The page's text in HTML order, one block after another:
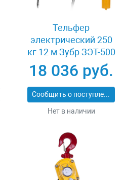
Тельфер
электрический 250
кг 12 м Зубр ЗЭТ-500
18 036 руб.
Сообщить о поступлении
Нет в наличии